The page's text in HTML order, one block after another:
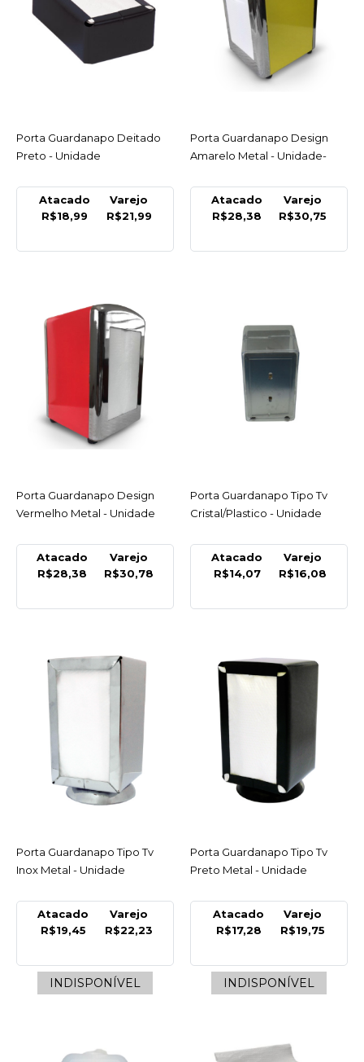
Unidade
R$27,61
COMPRAR
LISTA DE DESEJO
METAL
Porta Guardanapo
Deitado Cristal/Plastico -
COMPARAR
LISTA DE DESEJO
R$21,99
COMPARAR
LISTA DE DESEJO
Porta Guardanapo
Design Amarelo Metal -
Unidade-
R$30,75
COMPARAR
Design Vermelho Metal -
Unidade
COMPRAR
LISTA DE DESEJO
ACESSAR
Porta Guardanapo Deitado
Preto - Unidade
Atacado
R$18,99
Varejo
R$21,99
ACESSAR
Porta Guardanapo Design
Amarelo Metal - Unidade-
Atacado
R$28,38
Varejo
R$30,75
ACESSAR
Porta Guardanapo Design
Vermelho Metal - Unidade
Atacado
R$28,38
Varejo
R$30,78
ACESSAR
Porta Guardanapo Tipo Tv
Cristal/Plastico - Unidade
Atacado
R$14,07
Varejo
R$16,08
ACESSAR
Porta Guardanapo Tipo Tv
Inox Metal - Unidade
Atacado
R$19,45
Varejo
R$22,23
INDISPONÍVEL
ACESSAR
Porta Guardanapo Tipo Tv
Preto Metal - Unidade
Atacado
R$17,28
Varejo
R$19,75
INDISPONÍVEL